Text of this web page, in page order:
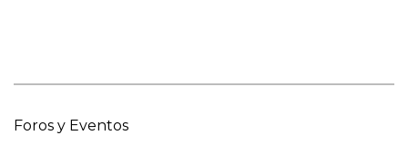
Foros y Eventos